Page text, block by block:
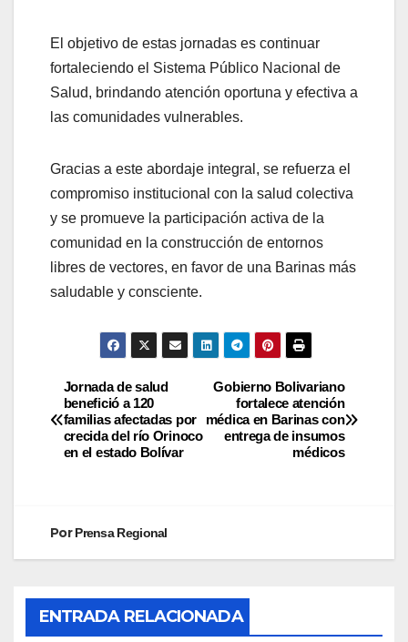
El objetivo de estas jornadas es continuar
fortaleciendo el Sistema Público Nacional de
Salud, brindando atención oportuna y efectiva a
las comunidades vulnerables.
Gracias a este abordaje integral, se refuerza el
compromiso institucional con la salud colectiva
y se promueve la participación activa de la
comunidad en la construcción de entornos
libres de vectores, en favor de una Barinas más
saludable y consciente.
Gobierno Bolivariano
fortalece atención
médica en Barinas con
entrega de insumos
médicos
Jornada de salud
benefició a 120
familias afectadas por
crecida del río Orinoco
en el estado Bolívar
PorPrensa Regional
ENTRADA RELACIONADA